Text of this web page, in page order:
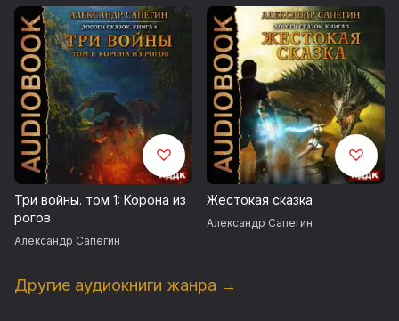
Три войны. том 1: Корона из
рогов
Александр Сапегин
Жестокая сказка
Александр Сапегин
Другие аудиокниги жанра →